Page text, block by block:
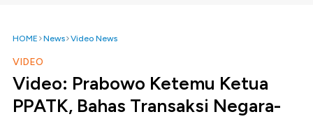
HOME News Video News
VIDEO
Video: Prabowo Ketemu Ketua
PPATK, Bahas Transaksi Negara-